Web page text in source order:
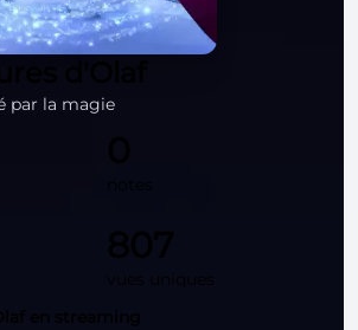
par la magie
en streaming